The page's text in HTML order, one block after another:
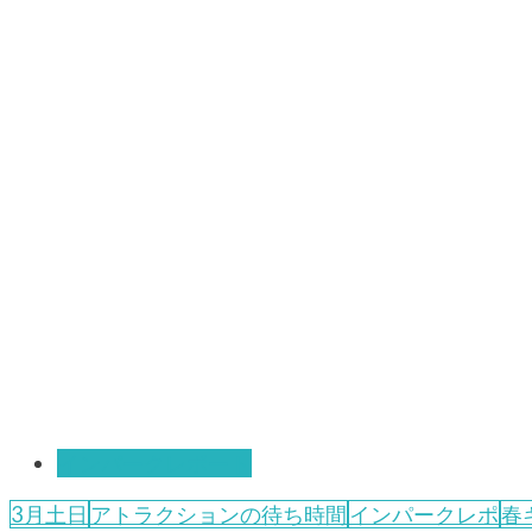
3月土日 アトラクションの待ち時間 インパークレポ春